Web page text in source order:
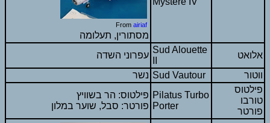
From airiaf
מסתורין, תעלומה
עפרוני השדה
Sud Alouette
אלואט
נשר Sud Vautour
ווטור
פילטוס: הר בשוויץ
פורטר: סבל, שוער במלון
Pilatus Turbo
Porter
פילטוס
טורבו
פורטר